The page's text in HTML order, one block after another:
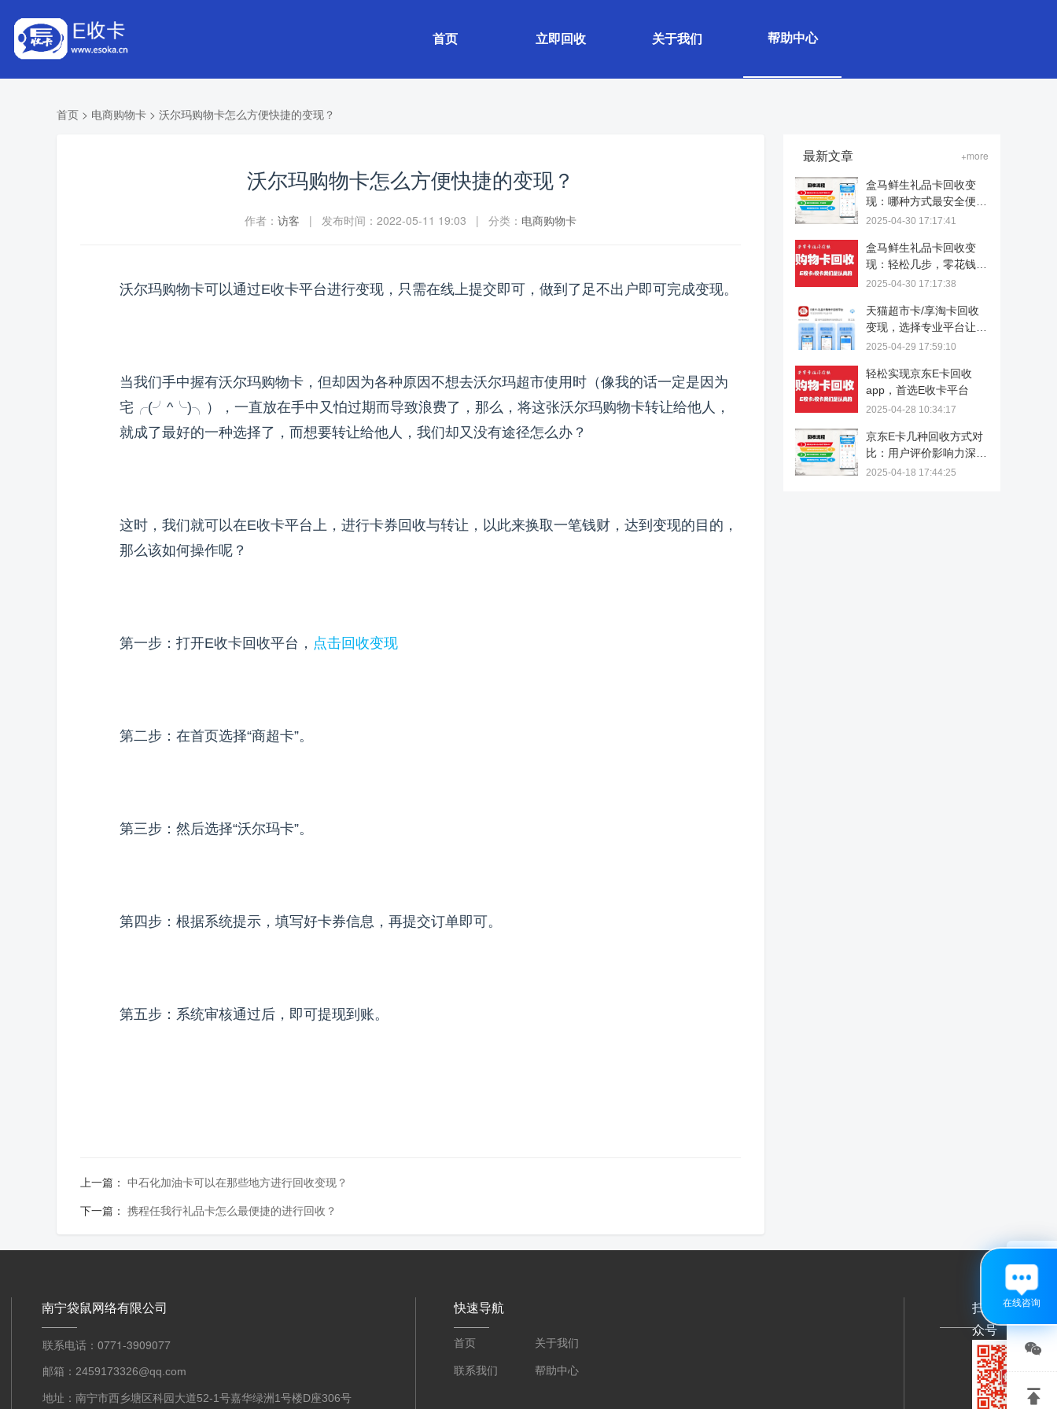
首页 立即回收 关于我们 帮助中心
首页 > 电商购物卡 > 沃尔玛购物卡怎么方便快捷的变现？
沃尔玛购物卡怎么方便快捷的变现？
作者： 访客 | 发布时间：2022-05-11 19:03 | 分类： 电商购物卡
沃尔玛购物卡可以通过E收卡平台进行变现，只需在线上提交即可，做到了足不出户即可完成变现。
当我们手中握有沃尔玛购物卡，但却因为各种原因不想去沃尔玛超市使用时（像我的话一定是因为
宅╭(╯^╰)╮），一直放在手中又怕过期而导致浪费了，那么，将这张沃尔玛购物卡转让给他人，
就成了最好的一种选择了，而想要转让给他人，我们却又没有途径怎么办？
这时，我们就可以在E收卡平台上，进行卡券回收与转让，以此来换取一笔钱财，达到变现的目的，
那么该如何操作呢？
第一步：打开E收卡回收平台， 点击回收变现
第二步：在首页选择“商超卡”。
第三步：然后选择“沃尔玛卡”。
第四步：根据系统提示，填写好卡券信息，再提交订单即可。
第五步：系统审核通过后，即可提现到账。
上一篇： 中石化加油卡可以在那些地方进行回收变现？
下一篇： 携程任我行礼品卡怎么最便捷的进行回收？
最新文章 +more
盒马鲜生礼品卡回收变
现：哪种方式最安全便
捷？
2025-04-30 17:17:41
盒马鲜生礼品卡回收变
现：轻松几步，零花钱到
手！
2025-04-30 17:17:38
天猫超市卡/享淘卡回收
变现，选择专业平台让价
值重生
2025-04-29 17:59:10
轻松实现京东E卡回收
app，首选E收卡平台
2025-04-28 10:34:17
京东E卡几种回收方式对
比：用户评价影响力深度
解析
2025-04-18 17:44:25
南宁袋鼠网络有限公司 快速导航
扫码关注公
众号
首页 关于我们
联系我们 帮助中心
联系电话：0771-3909077
邮箱：2459173326@qq.com
地址：南宁市西乡塘区科园大道52-1号嘉华绿洲1号楼D座306号

在线咨询

关注
微信
